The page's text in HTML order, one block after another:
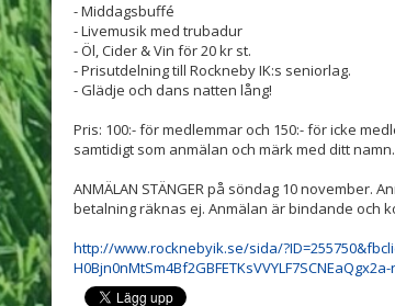
- Middagsbuffé
- Livemusik med trubadur
- Öl, Cider & Vin för 20 kr st.
- Prisutdelning till Rockneby IK:s seniorlag.
- Glädje och dans natten lång!
Pris: 100:- för medlemmar och 150:- för icke
samtidigt som anmälan och märk med ditt namn.
ANMÄLAN STÄNGER på söndag 10 november.
betalning räknas ej. Anmälan är bindande och
http://www.rocknebyik.se/sida/
H0Bjn0nMtSm4Bf2GBFETKsVVYLF7SCNEaQgx2a-